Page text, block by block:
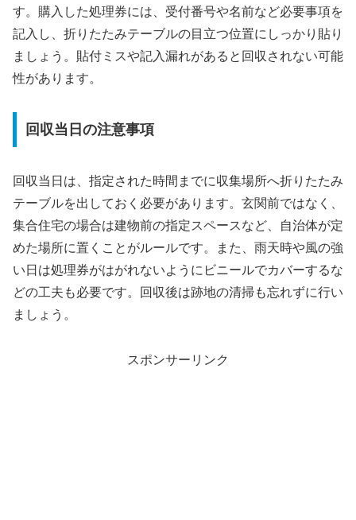
す。購入した処理券には、受付番号や名前など必要事項を
記入し、折りたたみテーブルの目立つ位置にしっかり貼り
ましょう。貼付ミスや記入漏れがあると回収されない可能
性があります。
回収当日の注意事項
回収当日は、指定された時間までに収集場所へ折りたたみ
テーブルを出しておく必要があります。玄関前ではなく、
集合住宅の場合は建物前の指定スペースなど、自治体が定
めた場所に置くことがルールです。また、雨天時や風の強
い日は処理券がはがれないようにビニールでカバーするな
どの工夫も必要です。回収後は跡地の清掃も忘れずに行い
ましょう。
スポンサーリンク